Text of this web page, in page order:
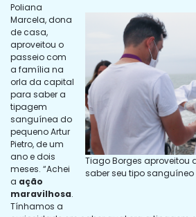
Tiago Borges aproveitou
saber seu tipo sanguíneo
Poliana
Marcela, dona
de casa,
aproveitou o
passeio com
a família na
orla da capital
para saber a
tipagem
sanguínea do
pequeno Artur
Pietro, de um
ano e dois
meses. “Achei
a ação
maravilhosa.
Tínhamos a